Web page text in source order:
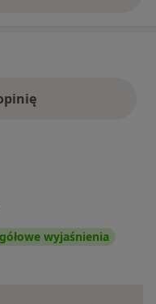
wyjaśnienia